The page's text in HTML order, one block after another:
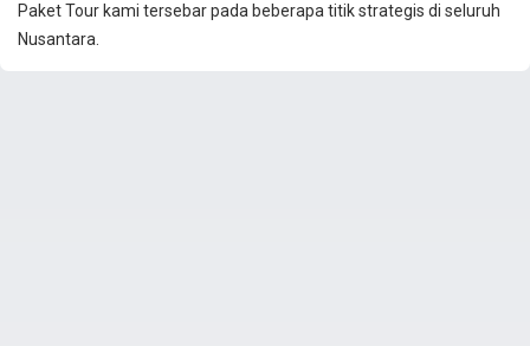
Paket Tour kami tersebar pada beberapa titik strategis di seluruh
Nusantara.